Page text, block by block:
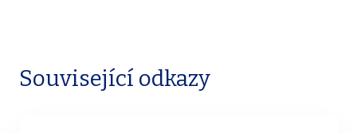
Související odkazy